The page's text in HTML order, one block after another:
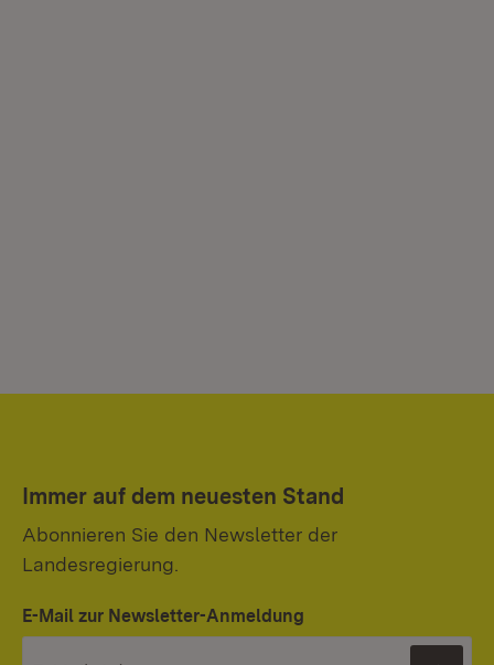
Immer auf dem neuesten Stand
Abonnieren Sie den Newsletter der
Landesregierung.
E-Mail zur Newsletter-Anmeldung